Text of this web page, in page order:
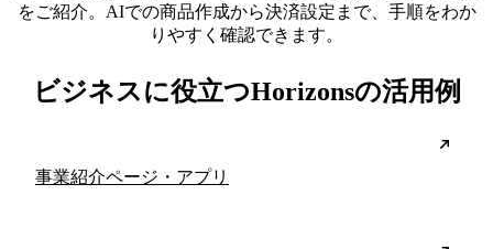
をご紹介。AIでの商品作成から決済設定まで、手順をわか
りやすく確認できます。
ビジネスに役立つHorizonsの活用例
事業紹介ページ・アプリ